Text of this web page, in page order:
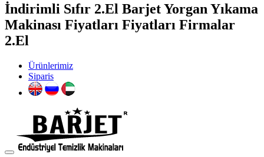
İndirimli Sıfır 2.El Barjet Yorgan Yıkama
Makinası Fiyatları Fiyatları Firmalar
2.El
Ürünlerimiz
Siparis